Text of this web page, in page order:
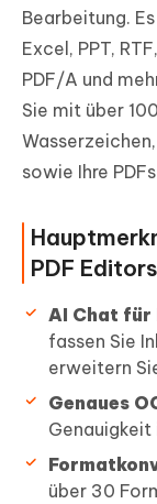
Bearbeitung.
Excel, PPT,
PDF/A und
Sie mit über
sowie Ihre
PDF
AI Chat für
fassen Sie
erweitern
Genaues
über 30